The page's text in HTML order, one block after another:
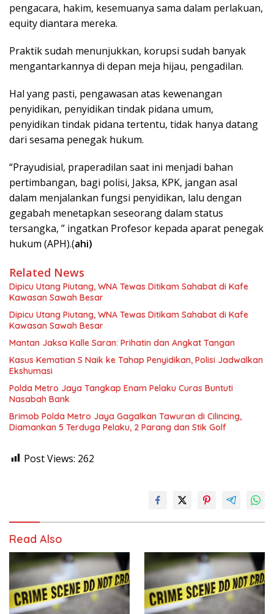
pengacara, hakim, kesemuanya sama dalam perlakuan,
equity diantara mereka.
Praktik sudah menunjukkan, korupsi sudah banyak
mengantarkannya di depan meja hijau, pengadilan.
Hal yang pasti, pengawasan atas kewenangan
penyidikan, penyidikan tindak pidana umum,
penyidikan tindak pidana tertentu, tidak hanya datang
dari sesama penegak hukum.
“Prayudisial, praperadilan saat ini menjadi bahan
pertimbangan, bagi polisi, Jaksa, KPK, jangan asal
dalam menjalankan fungsi penyidikan, lalu dengan
gegabah menetapkan seseorang dalam status
tersangka, ” ingatkan Profesor kepada aparat penegak
hukum (APH).(ahi)
Related News
Dipicu Utang Piutang, WNA Tewas Ditikam Sahabat di Kafe
Kawasan Sawah Besar
Dipicu Utang Piutang, WNA Tewas Ditikam Sahabat di Kafe
Kawasan Sawah Besar
Mantan Jaksa Kalle Saran: Prihatin dan Angkat Tangan
Kasus Kematian S Naik ke Tahap Penyidikan, Polisi Jadwalkan
Ekshumasi
Polda Metro Jaya Tangkap Enam Pelaku Curas Buntuti
Nasabah Bank
Brimob Polda Metro Jaya Gagalkan Tawuran di Cilincing,
Diamankan 5 Terduga Pelaku, 2 Parang dan Stik Golf
Post Views: 262
Read Also